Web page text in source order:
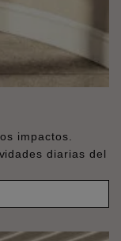
impactos.
diarias del